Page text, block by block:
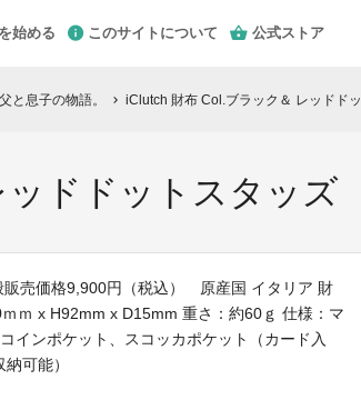
始める このサイトについて 公式ストア
と息子の物語。 chevron_right iClutch 財布 Col.ブラック＆ レッドド
ドドットスタッズ
売価格9,900円（税込） 原産国 イタリア 財
ｍ x H92mm x D15mm 重さ：約60ｇ 仕様：マ
インポケット、スコッカポケット（カード入
可能）